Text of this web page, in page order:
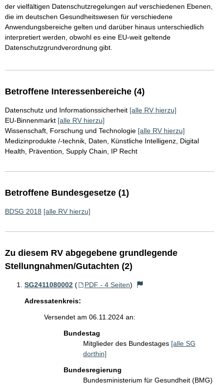
der vielfältigen Datenschutzregelungen auf verschiedenen Ebenen,
die im deutschen Gesundheitswesen für verschiedene
Anwendungsbereiche gelten und darüber hinaus unterschiedlich
interpretiert werden, obwohl es eine EU-weit geltende
Datenschutzgrundverordnung gibt.
Betroffene Interessenbereiche (4)
Datenschutz und Informationssicherheit [alle RV hierzu]
EU-Binnenmarkt [alle RV hierzu]
Wissenschaft, Forschung und Technologie [alle RV hierzu]
Medizinprodukte /-technik, Daten, Künstliche Intelligenz, Digital
Health, Prävention, Supply Chain, IP Recht
Betroffene Bundesgesetze (1)
BDSG 2018 [alle RV hierzu]
Zu diesem RV abgegebene grundlegende
Stellungnahmen/Gutachten (2)
SG2411080002 ( PDF - 4 Seiten)
Adressatenkreis:
Versendet am 06.11.2024 an:
Bundestag
Mitglieder des Bundestages [alle SG
dorthin]
Bundesregierung
Bundesministerium für Gesundheit (BMG)